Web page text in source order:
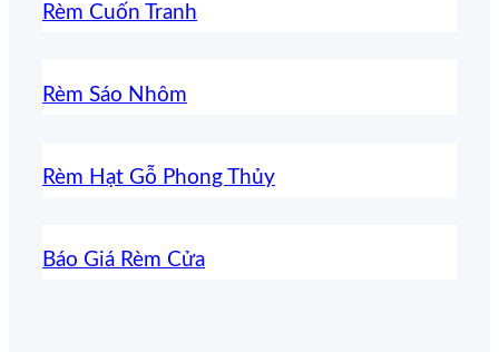
Rèm Cuốn Tranh
Rèm Sáo Nhôm
Rèm Hạt Gỗ Phong Thủy
Báo Giá Rèm Cửa